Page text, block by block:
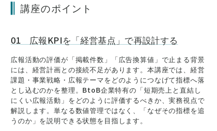
講座のポイント
01 広報KPIを「経営基点」で再設計する
広報活動の評価が「掲載件数」「広告換算値」で止まる背景
には、経営計画との接続不足があります。本講座では、経営
課題・事業戦略・広報テーマをどのようにつなげて指標へ落
とし込むのかを整理。BtoB企業特有の「短期売上と直結し
にくい広報活動」をどのように評価するべきか、実務視点で
解説します。単なる数値管理ではなく、「なぜその指標を追
うのか」を説明できる状態を目指します。